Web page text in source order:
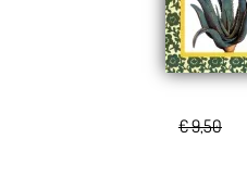
€ 9,50